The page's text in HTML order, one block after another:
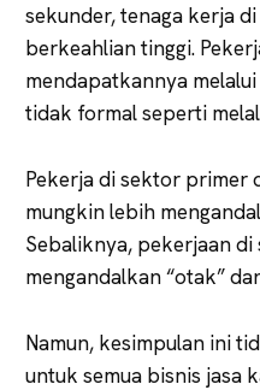
sekunder, tenaga kerja
berkeahlian tinggi.
mendapatkannya
tidak formal seperti
Pekerja di sektor primer
mungkin lebih
Sebaliknya, pekerjaan
mengandalkan “otak”
Namun, kesimpulan ini
untuk semua bisnis jasa